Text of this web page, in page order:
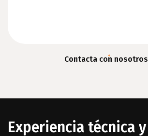
Contacta con nosotros
Experiencia técnica y